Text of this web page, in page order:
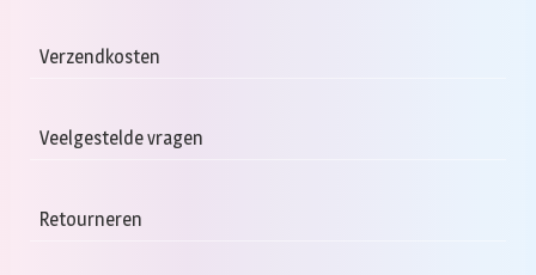
Verzendkosten
Veelgestelde vragen
Retourneren